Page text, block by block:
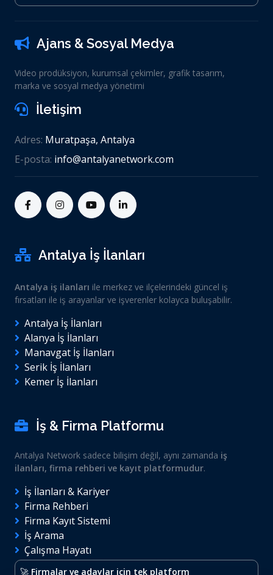
Ajans & Sosyal Medya
Video prodüksiyon, kurumsal çekimler, grafik tasarım,
marka ve sosyal medya yönetimi
İletişim
Adres: Muratpaşa, Antalya
E-posta: info@antalyanetwork.com
Antalya İş İlanları
Antalya iş ilanları ile merkez ve ilçelerindeki güncel iş
fırsatları ile iş arayanlar ve işverenler kolayca buluşabilir.
Antalya İş İlanları
Alanya İş İlanları
Manavgat İş İlanları
Serik İş İlanları
Kemer İş İlanları
İş & Firma Platformu
Antalya Network sadece bilişim değil, aynı zamanda iş
ilanları, firma rehberi ve kayıt platformudur.
İş İlanları & Kariyer
Firma Rehberi
Firma Kayıt Sistemi
İş Arama
Çalışma Hayatı
🚀 Firmalar ve adaylar için tek platform